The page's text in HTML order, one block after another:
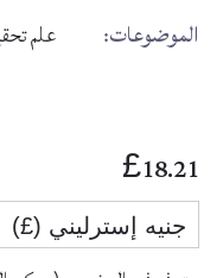
الموضوعات: علم
£18.21
جنيه إسترليني (£)